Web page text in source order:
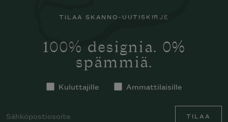
TILAA SKANNO-UUTISKIRJE
100% designia. 0%
spämmiä.
Kuluttajille Ammattilaisille
TILAA